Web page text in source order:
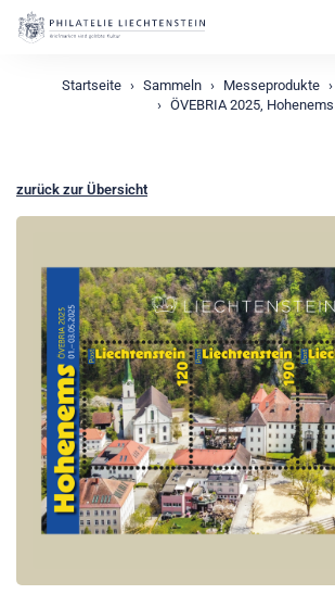
Startseite Sammeln Messeprodukte
ÖVEBRIA 2025, Hohenems
zurück zur Übersicht